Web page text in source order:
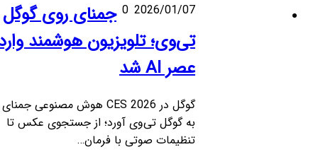
2026/01/07
0 جمنای روی گوگل
تی‌وی؛ تلویزیون هوشمند وارد
عصر AI شد
گوگل در CES 2026 هوش مصنوعی جمنای را
به گوگل تی‌وی آورد؛ از جستجوی عکس تا
تنظیمات صوتی با فرمان…